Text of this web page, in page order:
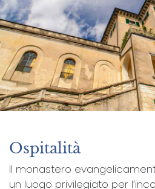
Ospitalità
Il monastero
un luogo privilegiato per